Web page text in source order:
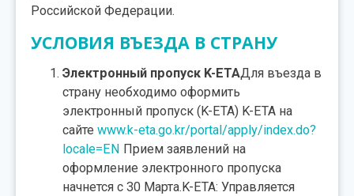
Российской Федерации.
УСЛОВИЯ ВЪЕЗДА В СТРАНУ
Электронный пропуск K-ETAДля въезда в
страну необходимо оформить
электронный пропуск (K-ETA) K-ETA на
сайтеwww.k-eta.go.kr/portal/apply/index.do?
locale=EN Прием заявлений на
оформление электронного пропуска
начнется с 30 Марта.K-ETA: Управляется